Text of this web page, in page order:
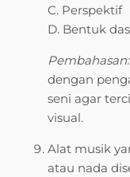
C. Perspektif
D. Bentuk
Pembahasan:
dengan
seni agar
visual.
Alat musik
atau nada